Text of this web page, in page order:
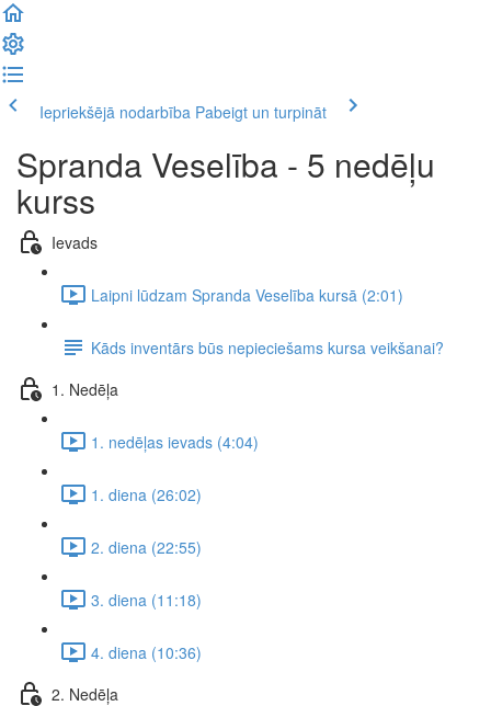
Iepriekšējā nodarbība Pabeigt un turpināt
Spranda Veselība - 5 nedēļu
kurss
Ievads
Laipni lūdzam Spranda Veselība kursā (2:01)
Kāds inventārs būs nepieciešams kursa veikšanai?
1. Nedēļa
1. nedēļas ievads (4:04)
1. diena (26:02)
2. diena (22:55)
3. diena (11:18)
4. diena (10:36)
2. Nedēļa